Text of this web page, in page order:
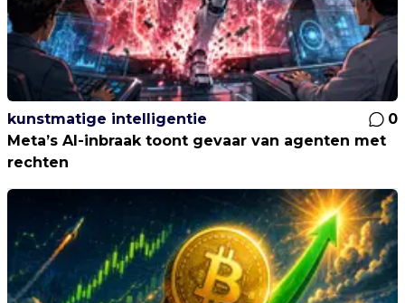
kunstmatige intelligentie
0
Meta’s AI-inbraak toont gevaar van agenten met
rechten